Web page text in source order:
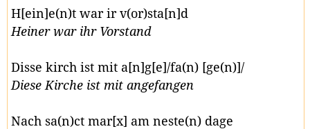
H[ein]e(n)t war ir v(or)sta[n]d
Heiner war ihr Vorstand
Disse kirch ist mit a[n]g[e]/fa(n) [ge(n)]/
Diese Kirche ist mit angefangen
Nach sa(n)ct mar[x] am neste(n) dage